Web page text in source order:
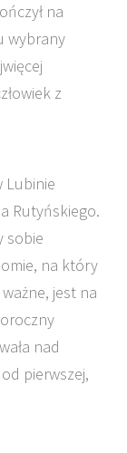
na
wybrany
z
Lubinie
Rutyńskiego.
sobie
na który
jest na
nad
pierwszej,